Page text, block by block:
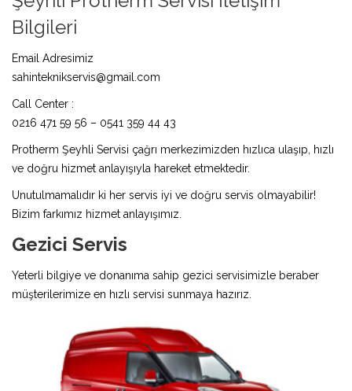
Bilgileri
Email Adresimiz
sahinteknikservis@gmail.com
Call Center :
0216 471 59 56 – 0541 359 44 43
Protherm Şeyhli Servisi çağrı merkezimizden hızlıca ulaşıp, hızlı
ve doğru hizmet anlayışıyla hareket etmektedir.
Unutulmamalıdır ki her servis iyi ve doğru servis olmayabilir!
Bizim farkımız hizmet anlayışımız.
Gezici Servis
Yeterli bilgiye ve donanıma sahip gezici servisimizle beraber
müşterilerimize en hızlı servisi sunmaya hazırız.